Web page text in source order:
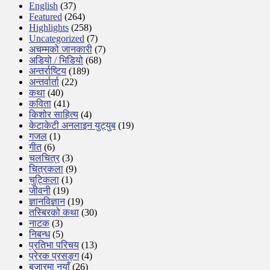
English (37)
Featured (264)
Highlights (258)
Uncategorized (7)
अचम्मको जानकारी (7)
अडियो / भिडियो (68)
अन्तर्राष्टिय (189)
अन्तर्वार्ता (22)
कथा (40)
कविता (41)
किशोर साहित्य (4)
केटाकेटी अनलाइन युट्युब (19)
गजल (1)
गीत(6)
चलचित्र (3)
चित्रकला (9)
चुट्किला (1)
जीवनी (19)
ज्ञानविज्ञान(19)
तस्बिरको कथा (30)
नाटक(3)
निबन्ध(5)
प्रतिभा परिचय (13)
प्रेरक प्रसङ्ग(4)
बजारमा नयाँ(26)